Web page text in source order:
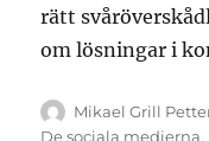
rätt
om lösningar i
Författare
Mikael Grill
De sociala medierna,